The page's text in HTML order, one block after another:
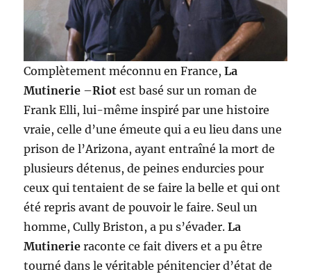
Complètement méconnu en France,La
Mutinerie –Riot est basé sur un roman de
Frank Elli, lui-même inspiré par une histoire
vraie, celle d’une émeute qui a eu lieu dans une
prison de l’Arizona, ayant entraîné la mort de
plusieurs détenus, de peines endurcies pour
ceux qui tentaient de se faire la belle et qui ont
été repris avant de pouvoir le faire. Seul un
homme, Cully Briston, a pu s’évader.La
Mutinerie raconte ce fait divers et a pu être
tourné dans le véritable pénitencier d’état de